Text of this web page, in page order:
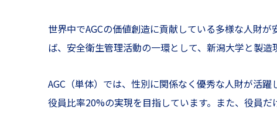
世界中でAGCの価値創造に貢献している多様な人財
ば、安全衛生管理活動の一環として、新潟大学と製
AGC（単体）では、性別に関係なく優秀な人財が活
役員比率20%の実現を目指しています。また、役員